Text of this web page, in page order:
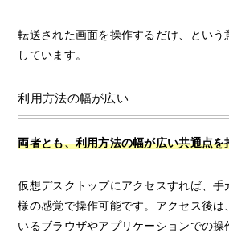
転送された画面を操作するだけ、という
しています。
利用方法の幅が広い
両者とも、利用方法の幅が広い共通点を
仮想デスクトップにアクセスすれば、手
様の感覚で操作可能です。アクセス後は
いるブラウザやアプリケーションでの操